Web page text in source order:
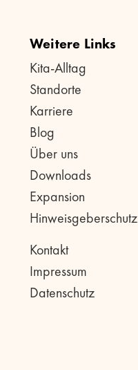
Weitere Links
Kita-Alltag
Standorte
Karriere
Blog
Über uns
Downloads
Expansion
Hinweisgeberschutz
Kontakt
Impressum
Datenschutz